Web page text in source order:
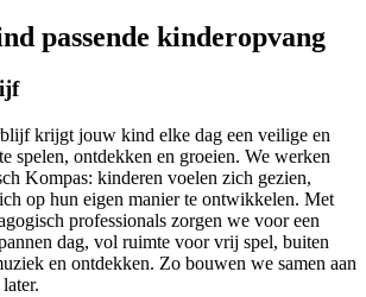
passende kinderopvang
krijgt jouw kind elke dag een veilige en
spelen, ontdekken en groeien. We werken
Kompas: kinderen voelen zich gezien,
op hun eigen manier te ontwikkelen. Met
professionals zorgen we voor een
dag, vol ruimte voor vrij spel, buiten
en ontdekken. Zo bouwen we samen aan